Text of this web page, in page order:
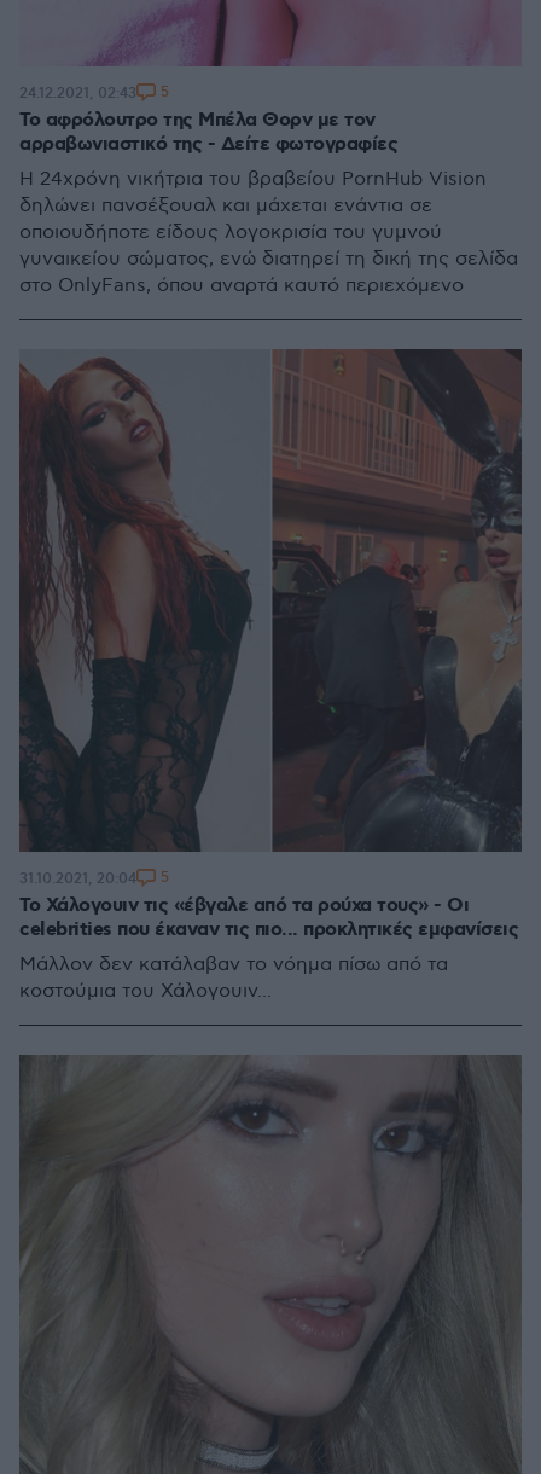
Το αφρόλουτρο της Μπέλα Θορν με τον
αρραβωνιαστικό της - Δείτε φωτογραφίες
Η 24χρόνη νικήτρια του βραβείου PornHub Vision
δηλώνει πανσέξουαλ και μάχεται ενάντια σε
οποιουδήποτε είδους λογοκρισία του γυμνού
γυναικείου σώματος, ενώ διατηρεί τη δική της σελίδα
στο OnlyFans, όπου αναρτά καυτό περιεχόμενο
24.12.2021, 02:43 5
Το Χάλογουιν τις «έβγαλε από τα ρούχα τους» - Οι
celebrities που έκαναν τις πιο... προκλητικές εμφανίσεις
Μάλλον δεν κατάλαβαν το νόημα πίσω από τα
κοστούμια του Χάλογουιν...
31.10.2021, 20:04 5